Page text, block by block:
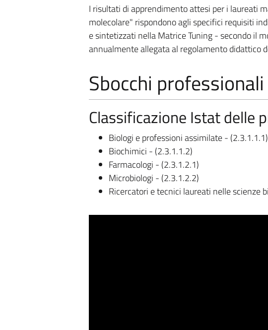
I risultati di apprendimento attesi per i laureati
molecolare" rispondono agli specifici requisiti
e sintetizzati nella Matrice Tuning - secondo il
annualmente allegata al regolamento didattico
Sbocchi professionali
Classificazione Istat delle
Biologi e professioni assimilate - (2.3.1.1.1)
Biochimici - (2.3.1.1.2)
Farmacologi - (2.3.1.2.1)
Microbiologi - (2.3.1.2.2)
Ricercatori e tecnici laureati nelle scienze